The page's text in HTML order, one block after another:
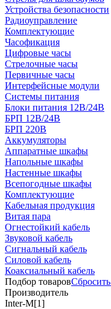
Устройства безопасности
Радиоуправление
Комплектующие
Часофикация
Цифровые часы
Стрелочные часы
Первичные часы
Интерфейсные модули
Системы питания
Блоки питания 12В/24В
БРП 12В/24В
БРП 220В
Аккумуляторы
Аппаратные шкафы
Напольные шкафы
Настенные шкафы
Всепогодные шкафы
Комплектующие
Кабельная продукция
Витая пара
Огнестойкий кабель
Звуковой кабель
Сигнальный кабель
Силовой кабель
Коаксиальный кабель
Подбор товаровСбросить
Производитель
Inter-M[1]